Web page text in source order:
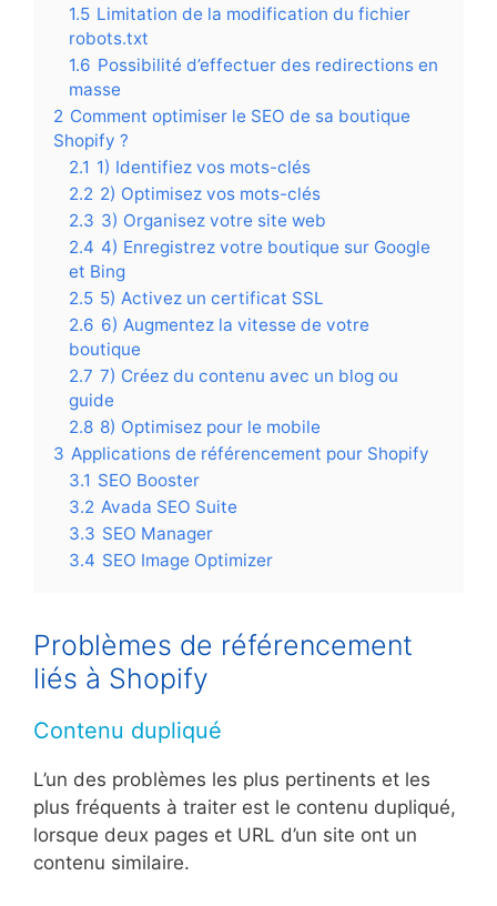
1.5 Limitation de la modification du fichier
robots.txt
1.6 Possibilité d’effectuer des redirections en
masse
2 Comment optimiser le SEO de sa boutique
Shopify ?
2.1 1) Identifiez vos mots-clés
2.2 2) Optimisez vos mots-clés
2.3 3) Organisez votre site web
2.4 4) Enregistrez votre boutique sur Google
et Bing
2.5 5) Activez un certificat SSL
2.6 6) Augmentez la vitesse de votre
boutique
2.7 7) Créez du contenu avec un blog ou
guide
2.8 8) Optimisez pour le mobile
3 Applications de référencement pour Shopify
3.1 SEO Booster
3.2 Avada SEO Suite
3.3 SEO Manager
3.4 SEO Image Optimizer
Problèmes de référencement
liés à Shopify
Contenu dupliqué
L’un des problèmes les plus pertinents et les
plus fréquents à traiter est le contenu dupliqué,
lorsque deux pages et URL d’un site ont un
contenu similaire.